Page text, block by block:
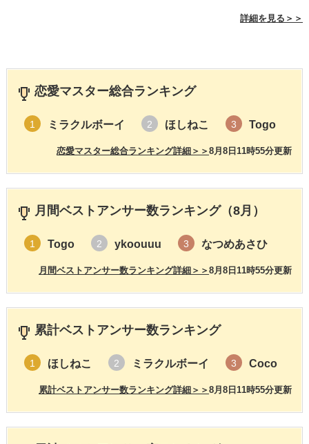
詳細を見る＞＞
恋愛マスター総合ランキング
1 ミラクルボーイ 2 ほしねこ 3 Togo
8月8日11時55分更新
恋愛マスター総合ランキング詳細＞＞
月間ベストアンサー数ランキング（8月）
1 Togo 2 ykoouuu 3 なつめあさひ
8月8日11時55分更新
月間ベストアンサー数ランキング詳細＞＞
累計ベストアンサー数ランキング
1 ほしねこ 2 ミラクルボーイ 3 Coco
8月8日11時55分更新
累計ベストアンサー数ランキング詳細＞＞